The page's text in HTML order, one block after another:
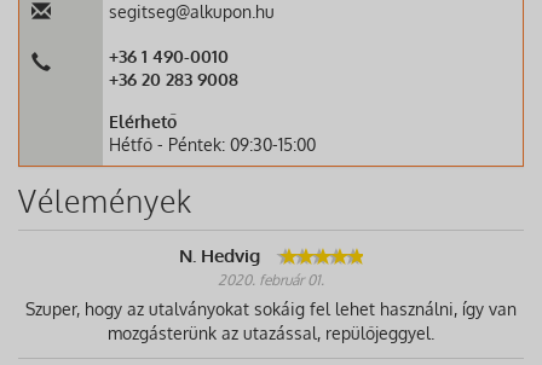
segitseg@alkupon.hu
+36 1 490-0010
+36 20 283 9008
Elérhető
Hétfő - Péntek: 09:30-15:00
Vélemények
N. Hedvig
2020. február 01.
Szuper, hogy az utalványokat sokáig fel lehet használni, így van
mozgásterünk az utazással, repülőjeggyel.